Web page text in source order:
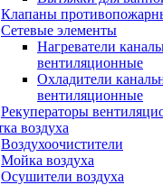
Клапаны
Сетевые элементы
Нагреватели
вентиляционные
Охладители
вентиляционные
Рекуператоры
воздуха
Воздухоочистители
Мойка воздуха
Осушители воздуха